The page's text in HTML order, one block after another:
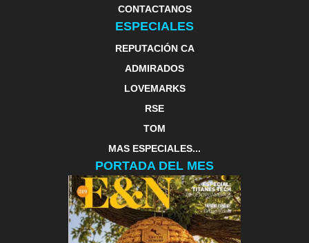
CONTACTANOS
ESPECIALES
REPUTACIÓN CA
ADMIRADOS
LOVEMARKS
RSE
TOM
MAS ESPECIALES...
PORTADA DEL MES